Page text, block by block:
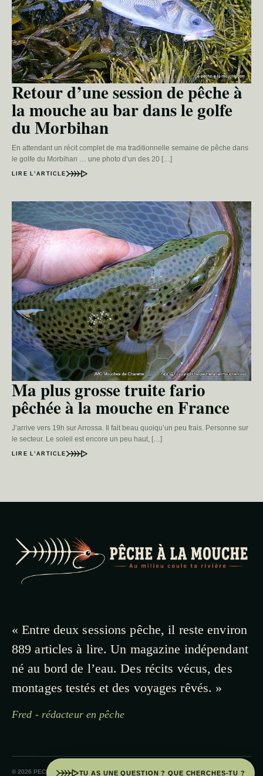
Retour d’une session de pêche à
la mouche au bar dans le golfe
du Morbihan
En attendant un récit complet de ma traditionnelle semaine de pêche dans
le golfe du Morbihan … une photo d’un des 20 […]
LIRE L’ARTICLE
Ma plus grosse truite fario
pêchée à la mouche en France
J’arrive vers 19h sur Arrossa. Il fait beau quoiqu’un peu frais. Personne sur
le secteur. Le soleil est encore un peu haut, […]
LIRE L’ARTICLE
« Entre deux sessions pêche, il reste environ
889 articles à lire. Un magazine indépendant
né au bord de l’eau. Des récits vécus, des
montages testés et des voyages rêvés. »
Fred - rédacteur en pêche
© 2026 PECHE A LA MOUCHE · PAYS BASQUETU AS UNE QUESTION ? QUE CHERCHES-TU ?